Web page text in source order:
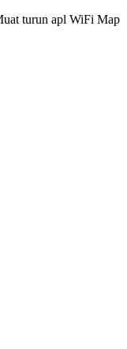
turun apl WiFi Map